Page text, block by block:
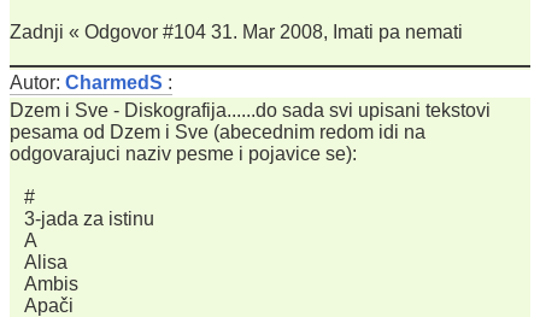
Zadnji « Odgovor #104 31. Mar 2008, Imati pa nemati
Autor: CharmedS :
Dzem i Sve - Diskografija......do sada svi upisani tekstovi
pesama od Dzem i Sve (abecednim redom idi na
odgovarajuci naziv pesme i pojavice se):
#
3-jada za istinu
A
Alisa
Ambis
Apači